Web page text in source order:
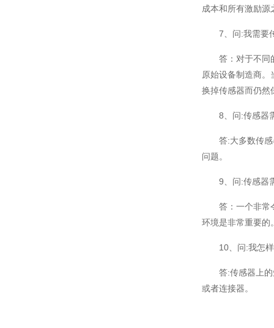
成本和所有激励源
7、问:我需要传
答：对于不同的
原始设备制造商
换掉传感器而仍然
8、问:传感器需
答:大多数传感器
问题。
9、问:传感器需
答：一个非常令
环境是非常重要的
10、问:我怎样
答:传感器上的
或者连接器。